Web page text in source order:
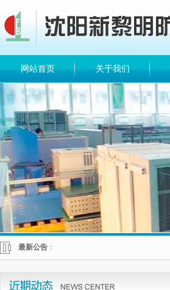
网站首页 关于我们
最新公告 ：